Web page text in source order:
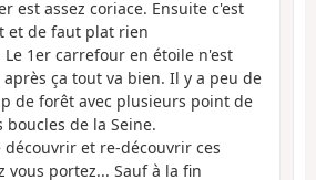
est assez coriace. Ensuite c'est
et de faut plat rien
1er carrefour en étoile n'est
ça tout va bien. Il y a peu de
de forêt avec plusieurs point de
de la Seine.
et re-découvrir ces
vous portez... Sauf à la fin